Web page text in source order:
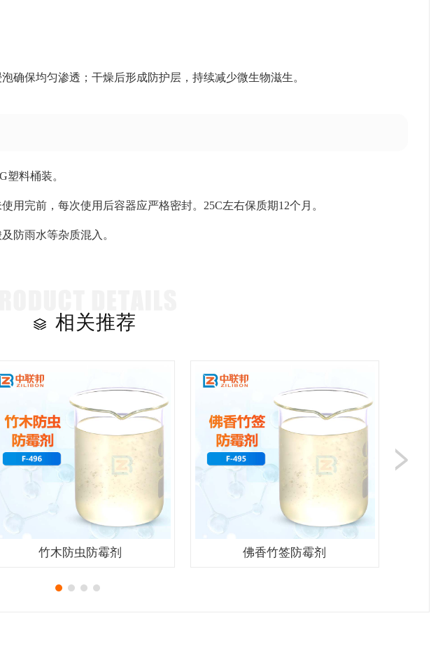
确保均匀渗透；干燥后形成防护层，持续减少微生物滋生。
塑料桶装。
用完前，每次使用后容器应严格密封。25C左右保质期12个月。
防雨水等杂质混入。
相关推荐
竹木防虫防霉剂 佛香竹签防霉剂